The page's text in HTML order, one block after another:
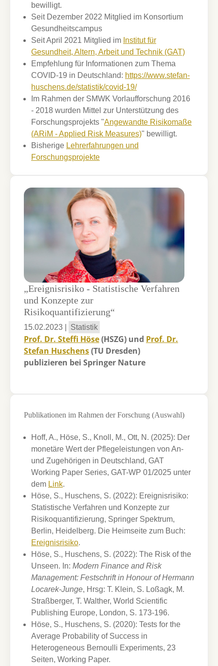
bewilligt.
Seit Dezember 2022 Mitglied im Konsortium
Gesundheitscampus
Seit April 2021 Mitglied im Institut für
Gesundheit, Altern, Arbeit und Technik (GAT)
Empfehlung für Informationen zum Thema
COVID-19 in Deutschland: https://www.stefan-
huschens.de/statistik/covid-19/
Im Rahmen der SMWK Vorlaufforschung 2016
- 2018 wurden Mittel zur Unterstützung des
Forschungsprojekts "Angewandte Risikomaße
(ARiM - Applied Risk Measures)" bewilligt.
Bisherige Lehrerfahrungen und
Forschungsprojekte
„Ereignisrisiko - Statistische Verfahren
und Konzepte zur
Risikoquantifizierung“
15.02.2023 Statistik
Prof. Dr. Steffi Höse(HSZG) und Prof. Dr.
Stefan Huschens(TU Dresden)
publizieren bei Springer Nature
Publikationen im Rahmen der Forschung (Auswahl)
Hoff, A., Höse, S., Knoll, M., Ott, N. (2025): Der
monetäre Wert der Pflegeleistungen von An-
und Zugehörigen in Deutschland, GAT
Working Paper Series, GAT-WP 01/2025 unter
dem Link.
Höse, S., Huschens, S. (2022): Ereignisrisiko:
Statistische Verfahren und Konzepte zur
Risikoquantifizierung, Springer Spektrum,
Berlin, Heidelberg. Die Heimseite zum Buch:
Ereignisrisiko.
Höse, S., Huschens, S. (2022): The Risk of the
Unseen. In: Modern Finance and Risk
Management: Festschrift in Honour of Hermann
Locarek-Junge, Hrsg: T. Klein, S. Loßagk, M.
Straßberger, T. Walther, World Scientific
Publishing Europe, London, S. 173-196.
Höse, S., Huschens, S. (2020): Tests for the
Average Probability of Success in
Heterogeneous Bernoulli Experiments, 23
Seiten, Working Paper.